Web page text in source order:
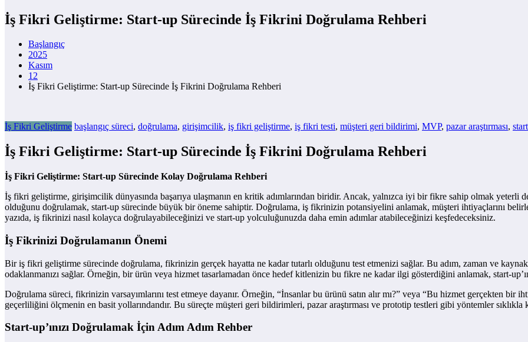
İş Fikri Geliştirme: Start-up Sürecinde İş Fikrini Doğrulama Rehberi
Başlangıç
2025
Kasım
12
İş Fikri Geliştirme: Start-up Sürecinde İş Fikrini Doğrulama Rehberi
İş Fikri Geliştirme başlangıç süreci, doğrulama, girişimcilik, iş fikri geliştirme, iş fikri testi, müşteri geri bildirimi, MVP, pazar araştırması,
İş Fikri Geliştirme: Start-up Sürecinde İş Fikrini Doğrulama Rehberi
İş Fikri Geliştirme: Start-up Sürecinde Kolay Doğrulama Rehberi
İş fikri geliştirme, girişimcilik dünyasında başarıya ulaşmanın en kritik adımlarından biridir. Ancak, yalnızca iyi bir fikre sahip olmak
olduğunu doğrulamak, start-up sürecinde büyük bir öneme sahiptir. Doğrulama, iş fikrinizin potansiyelini anlamak, müşteri ihtiyaçlarını
yazıda, iş fikrinizi nasıl kolayca doğrulayabileceğinizi ve start-up yolculuğunuzda daha emin adımlar atabileceğinizi keşfedeceksiniz.
İş Fikrinizi Doğrulamanın Önemi
Bir iş fikri geliştirme sürecinde doğrulama, fikrinizin gerçek hayatta ne kadar tutarlı olduğunu test etmenizi sağlar. Bu adım, zaman ve
odaklanmanızı sağlar. Örneğin, bir ürün veya hizmet tasarlamadan önce hedef kitlenizin bu fikre ne kadar ilgi gösterdiğini anlamak, start-
Doğrulama süreci, fikrinizin varsayımlarını test etmeye dayanır. Örneğin, “İnsanlar bu ürünü satın alır mı?” veya “Bu hizmet gerçekten bir
geçerliliğini ölçmenin en basit yollarındandır. Bu süreçte müşteri geri bildirimleri, pazar araştırması ve prototip testleri gibi yöntemler sıklıkla
Start-up’ınızı Doğrulamak İçin Adım Adım Rehber